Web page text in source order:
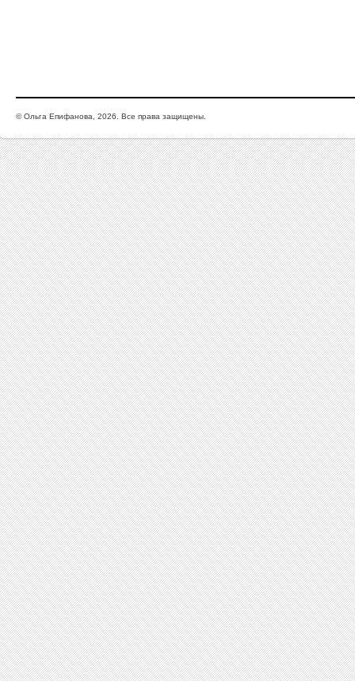
© Ольга Епифанова, 2026. Все права защищены.